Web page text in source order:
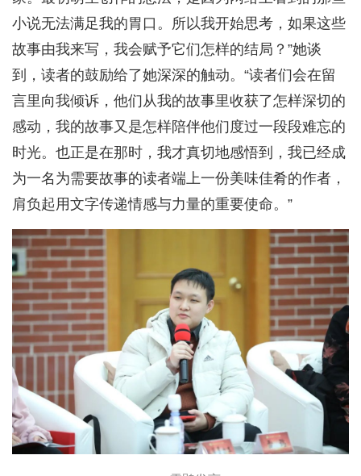
小说无法满足我的胃口。所以我开始思考，如果这些
故事由我来写，我会赋予它们怎样的结局？”她谈
到，读者的鼓励给了她深深的触动。“读者们会在留
言里向我倾诉，他们从我的故事里收获了怎样深切的
感动，我的故事又是怎样陪伴他们度过一段段难忘的
时光。也正是在那时，我才真切地感悟到，我已经成
为一名为需要故事的读者端上一份美味佳肴的作者，
肩负起用文字传递情感与力量的重要使命。”